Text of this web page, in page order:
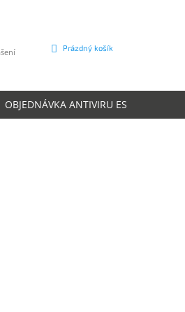
NÁKUPNÍ
Prázdný košík
OBJEDNÁVKA ANTIVIRU ESET